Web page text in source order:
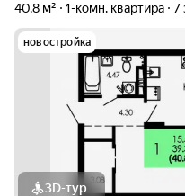
40,8 м²
1-комн. квартира 7
новостройка
3D-тур